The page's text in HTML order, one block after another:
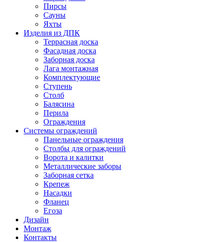
Пирсы
Сауны
Яхты
Изделия из ДПК
Террасная доска
Фасадная доска
Заборная доска
Лага монтажная
Комплектующие
Ступень
Столб
Балясина
Перила
Ограждения
Системы ограждений
Панельные ограждения
Столбы для ограждений
Ворота и калитки
Металлические заборы
Заборная сетка
Крепеж
Насадки
Фланец
Егоза
Дизайн
Монтаж
Контакты